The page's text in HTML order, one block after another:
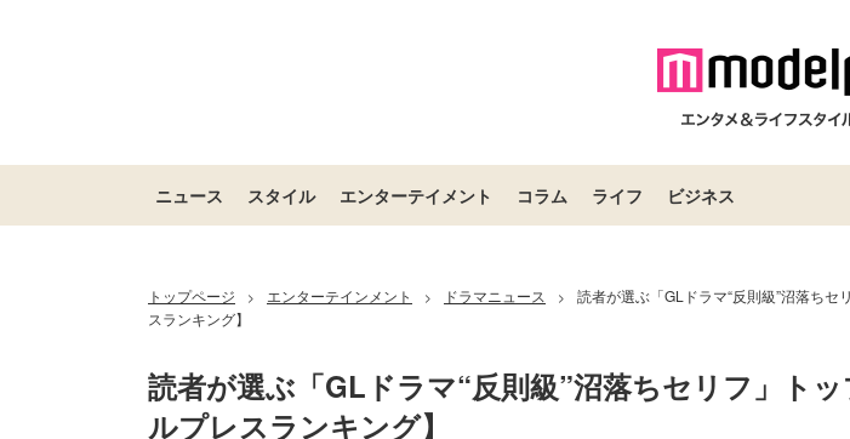
ニュース スタイル エンターテイメント コラム ライフ ビジネス
トップページ > エンターテインメント > ドラマニュース >
読者が選ぶ「GLドラマ“反則級”沼落ち
スランキング】
読者が選ぶ「GLドラマ“反則級”沼落ちセリフ」ト
ルプレスランキング】